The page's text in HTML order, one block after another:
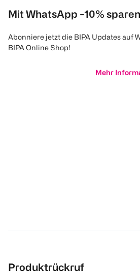
Mit WhatsApp -10% sparen
Abonniere jetzt die BIPA Updates auf
BIPA Online Shop!
Mehr
Produktrückruf